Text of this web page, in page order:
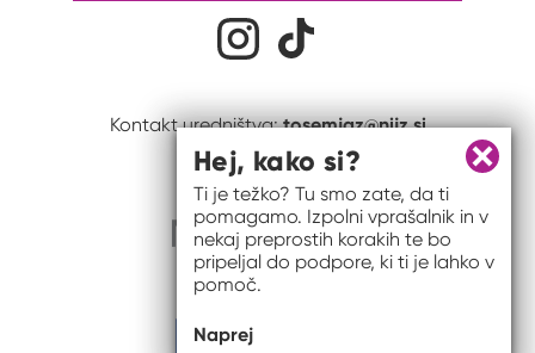
Družabna omrežjaNa naš Instagram profil
Kontakt uredništva:tosemjaz@nijz.si
Zapri
Hej, kako si?
Ti je težko? Tu smo zate, da ti
pomagamo. Izpolni vprašalnik in v
nekaj preprostih korakih te bo
pripeljal do podpore, ki ti je lahko v
pomoč.
Naprej